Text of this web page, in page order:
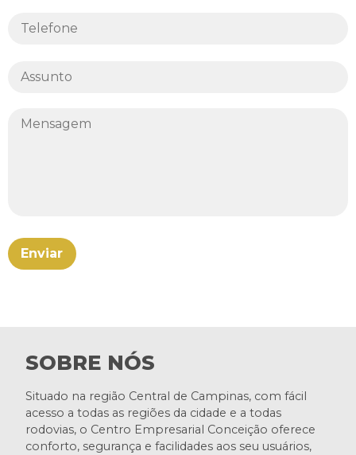
SOBRE NÓS
Situado na região Central de Campinas, com fácil
acesso a todas as regiões da cidade e a todas
rodovias, o Centro Empresarial Conceição oferece
conforto, segurança e facilidades aos seu usuários,